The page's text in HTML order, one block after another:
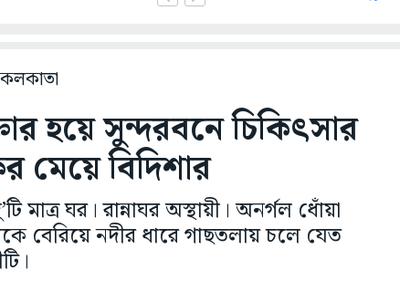
হয়ে সুন্দরবনে চিকিৎসার
মেয়ে বিদিশার
মাত্র ঘর। রান্নাঘর অস্থায়ী। অনর্গল ধোঁয়া
বেরিয়ে নদীর ধারে গাছতলায় চলে যেত